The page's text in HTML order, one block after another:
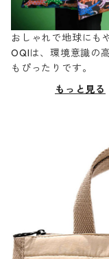
おしゃれで地球にも
OQIは、環境意識の
もぴったりです。
もっと見る